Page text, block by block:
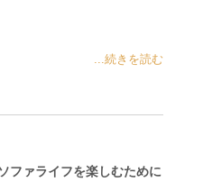
...続きを読む
ファライフを楽しむために